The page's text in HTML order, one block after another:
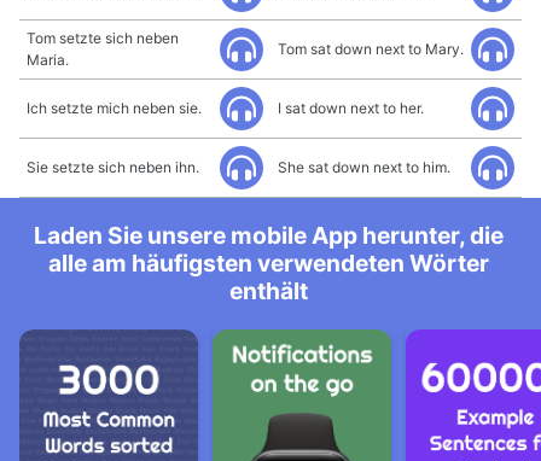
Tom setzte sich neben
Maria.
Tom sat down next to Mary.
Ich setzte mich neben sie. I sat down next to her.
Sie setzte sich neben ihn. She sat down next to him.
Laden Sie unsere mobile App herunter, die
alle am häufigsten verwendeten Wörter
enthält